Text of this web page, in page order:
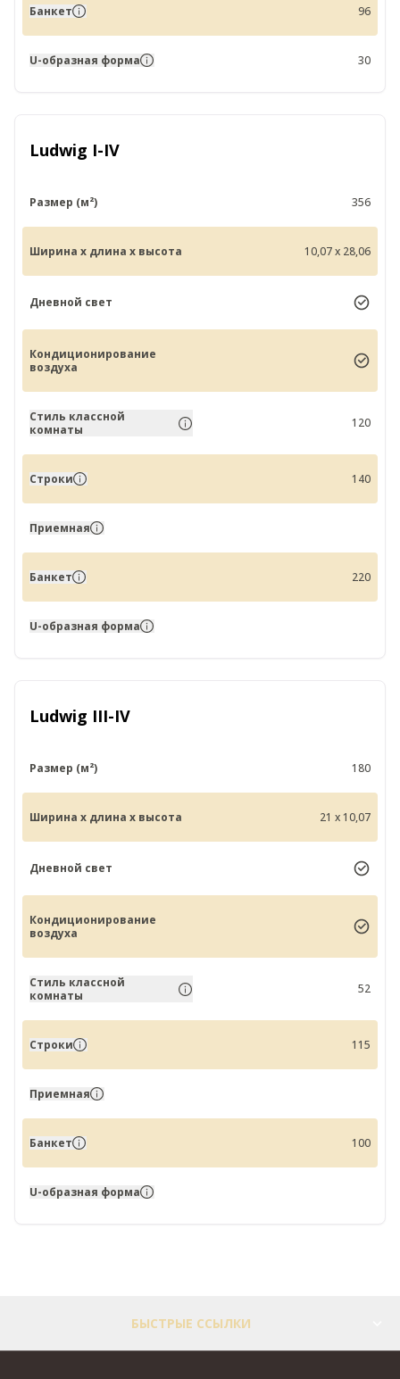
Банкет 96
U-образная форма 30
Ludwig I-IV
Размер (м²) 356
Ширина x длина x высота 10,07 x 28,06
Дневной свет
Кондиционирование
воздуха
Стиль классной
комнаты
120
Строки 140
Приемная
Банкет 220
U-образная форма
Ludwig III-IV
Размер (м²) 180
Ширина x длина x высота 21 x 10,07
Дневной свет
Кондиционирование
воздуха
Стиль классной
комнаты
52
Строки 115
Приемная
Банкет 100
U-образная форма
БЫСТРЫЕ ССЫЛКИ